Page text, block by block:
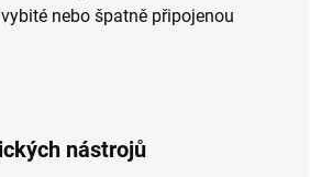
nebo špatně připojenou
nástrojů